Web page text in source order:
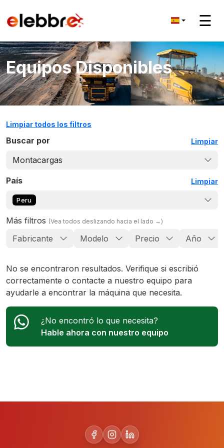
☰
Equipos Disponibles
Limpiar todos los filtros
Buscar por Limpiar
Montacargas
País Limpiar
Peru
Más filtros (Vea todos deslizando hacia el lado →)
Fabricante Modelo Precio Año
No se encontraron resultados. Verifique si escribió
correctamente o contacte a nuestro equipo para
ayudarle a encontrar la máquina que necesita.
¿No encontró lo que necesita?
Hable ahora con nuestro equipo